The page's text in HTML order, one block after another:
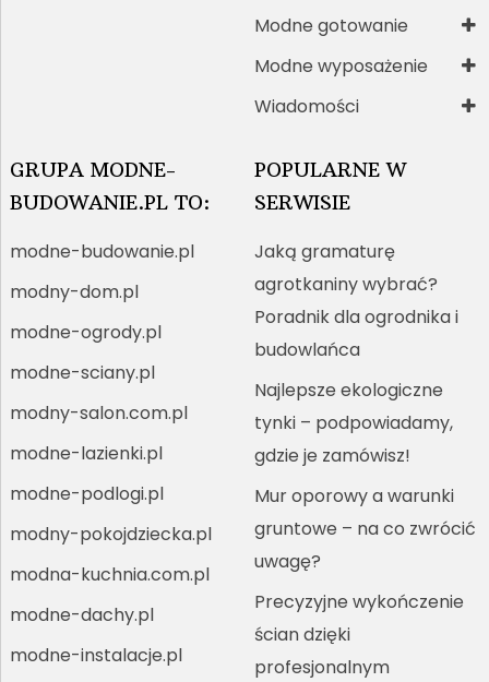
Modne gotowanie
Modne wyposażenie
Wiadomości
GRUPA MODNE-
BUDOWANIE.PL TO:
modne-budowanie.pl
modny-dom.pl
modne-ogrody.pl
modne-sciany.pl
modny-salon.com.pl
modne-lazienki.pl
modne-podlogi.pl
modny-pokojdziecka.pl
modna-kuchnia.com.pl
modne-dachy.pl
modne-instalacje.pl
POPULARNE W
SERWISIE
Jaką gramaturę
agrotkaniny wybrać?
Poradnik dla ogrodnika i
budowlańca
Najlepsze ekologiczne
tynki – podpowiadamy,
gdzie je zamówisz!
Mur oporowy a warunki
gruntowe – na co zwrócić
uwagę?
Precyzyjne wykończenie
ścian dzięki
profesjonalnym